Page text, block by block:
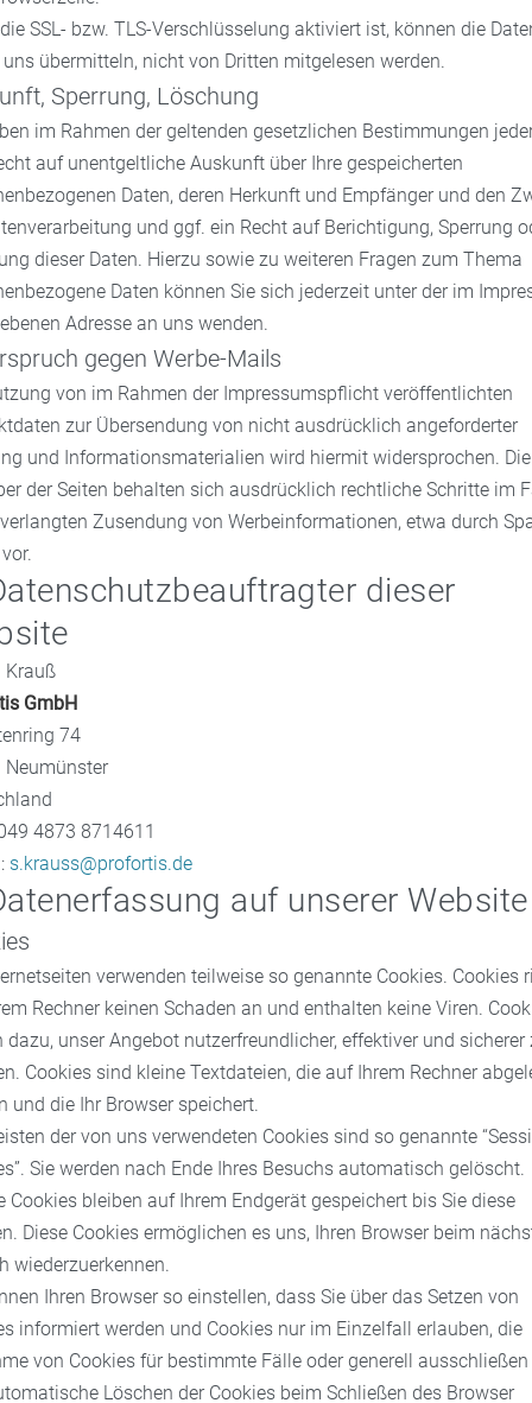
SSL- bzw. TLS-Verschlüsselung aktiviert ist, können die
uns übermitteln, nicht von Dritten mitgelesen werden.
Sperrung, Löschung
im Rahmen der geltenden gesetzlichen Bestimmungen
auf unentgeltliche Auskunft über Ihre gespeicherten
Daten, deren Herkunft und Empfänger und den
und ggf. ein Recht auf Berichtigung, Sperrung
dieser Daten. Hierzu sowie zu weiteren Fragen zum Thema
Daten können Sie sich jederzeit unter der im
Adresse an uns wenden.
gegen Werbe-Mails
von im Rahmen der Impressumspflicht veröffentlichten
zur Übersendung von nicht ausdrücklich angeforderter
und Informationsmaterialien wird hiermit widersprochen. Die
der Seiten behalten sich ausdrücklich rechtliche Schritte im
Zusendung von Werbeinformationen, etwa durch
dieser
Krauß
GmbH
74
Neumünster
4873 8714611
s.krauss@profortis.de
auf unserer Website
verwenden teilweise so genannte Cookies. Cookies
Rechner keinen Schaden an und enthalten keine Viren.
dazu, unser Angebot nutzerfreundlicher, effektiver und sicherer
Cookies sind kleine Textdateien, die auf Ihrem Rechner
und die Ihr Browser speichert.
der von uns verwendeten Cookies sind so genannte
Sie werden nach Ende Ihres Besuchs automatisch gelöscht.
Cookies bleiben auf Ihrem Endgerät gespeichert bis Sie diese
Diese Cookies ermöglichen es uns, Ihren Browser beim
wiederzuerkennen.
Ihren Browser so einstellen, dass Sie über das Setzen von
informiert werden und Cookies nur im Einzelfall erlauben, die
von Cookies für bestimmte Fälle oder generell
Löschen der Cookies beim Schließen des Browser